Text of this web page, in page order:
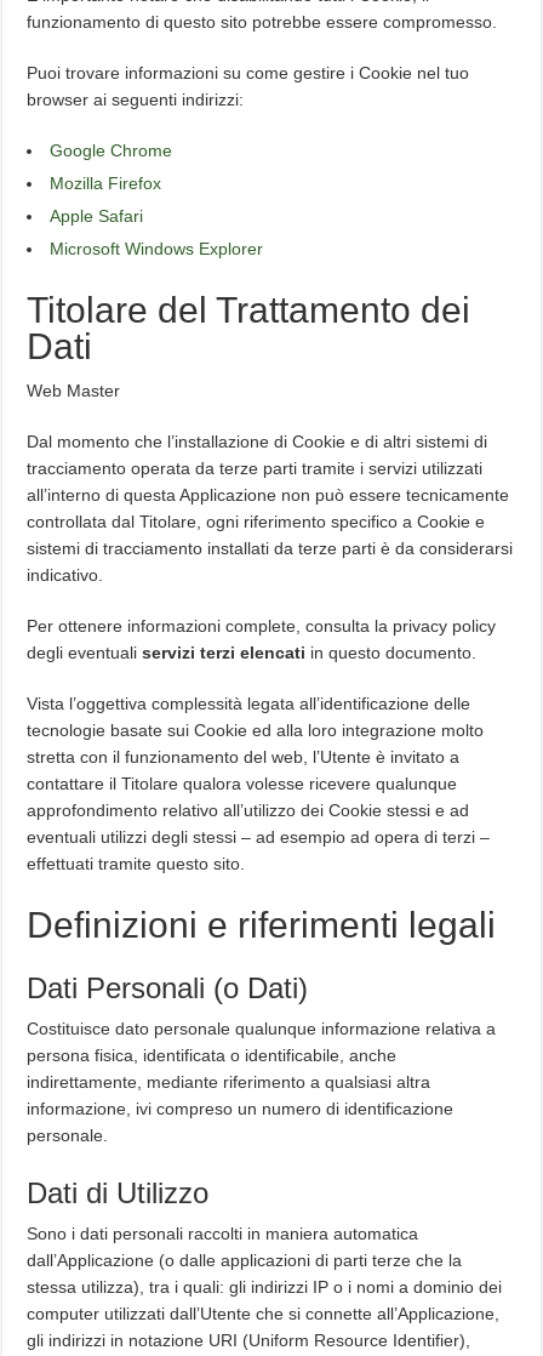
funzionamento di questo sito potrebbe essere compromesso.
Puoi trovare informazioni su come gestire i Cookie nel tuo
browser ai seguenti indirizzi:
Google Chrome
Mozilla Firefox
Apple Safari
Microsoft Windows Explorer
Titolare del Trattamento dei
Dati
Web Master
Dal momento che l’installazione di Cookie e di altri sistemi di
tracciamento operata da terze parti tramite i servizi utilizzati
all’interno di questa Applicazione non può essere tecnicamente
controllata dal Titolare, ogni riferimento specifico a Cookie e
sistemi di tracciamento installati da terze parti è da considerarsi
indicativo.
Per ottenere informazioni complete, consulta la privacy policy
degli eventualiservizi terzi elencati in questo documento.
Vista l’oggettiva complessità legata all’identificazione delle
tecnologie basate sui Cookie ed alla loro integrazione molto
stretta con il funzionamento del web, l’Utente è invitato a
contattare il Titolare qualora volesse ricevere qualunque
approfondimento relativo all’utilizzo dei Cookie stessi e ad
eventuali utilizzi degli stessi – ad esempio ad opera di terzi –
effettuati tramite questo sito.
Definizioni e riferimenti legali
Dati Personali (o Dati)
Costituisce dato personale qualunque informazione relativa a
persona fisica, identificata o identificabile, anche
indirettamente, mediante riferimento a qualsiasi altra
informazione, ivi compreso un numero di identificazione
personale.
Dati di Utilizzo
Sono i dati personali raccolti in maniera automatica
dall’Applicazione (o dalle applicazioni di parti terze che la
stessa utilizza), tra i quali: gli indirizzi IP o i nomi a dominio dei
computer utilizzati dall’Utente che si connette all’Applicazione,
gli indirizzi in notazione URI (Uniform Resource Identifier),